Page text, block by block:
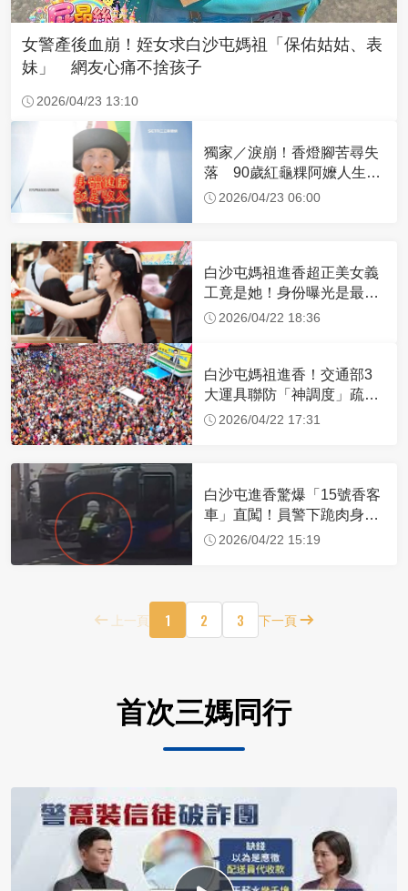
女警產後血崩！姪女求白沙屯媽祖「保佑姑姑、表
妹」 網友心痛不捨孩子
2026/04/23 13:10
獨家／淚崩！香燈腳苦尋失
落 90歲紅龜粿阿嬤人生謝
幕2026/04/23 06:00
白沙屯媽祖進香超正美女義
工竟是她！身份曝光是最美
禮生 一輩子不結婚
2026/04/22 18:36
白沙屯媽祖進香！交通部3
大運具聯防「神調度」疏運
32.1萬創新高
2026/04/22 17:31
白沙屯進香驚爆「15號香客
車」直闖！員警下跪肉身擋
車：讓行人先過
2026/04/22 15:19
上一頁 1 2 3 下一頁
首次三媽同行